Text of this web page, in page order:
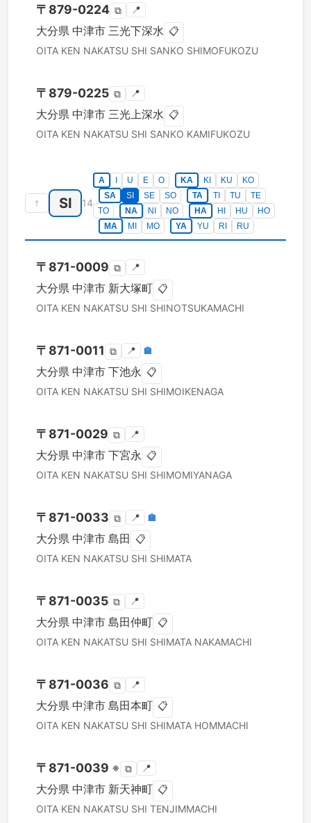
〒 879-0224 ⧉ 📍
大分県 中津市 三光下深水 📋
OITA KEN NAKATSU SHI SANKO SHIMOFUKOZU
〒 879-0225 ⧉ 📍
大分県 中津市 三光上深水 📋
OITA KEN NAKATSU SHI SANKO KAMIFUKOZU
↑ SI 14
A U E O KA KI KU
KO
SA
SI SE SO TA TI TU
TE
TO
NA NI NO HA HI HU
HO
MA
MI MO YA YU RI RU
〒 871-0009 ⧉ 📍
大分県 中津市 新大塚町 📋
OITA KEN NAKATSU SHI SHINOTSUKAMACHI
〒 871-0011 ⧉ 📍 🏣
大分県 中津市 下池永 📋
OITA KEN NAKATSU SHI SHIMOIKENAGA
〒 871-0029 ⧉ 📍
大分県 中津市 下宮永 📋
OITA KEN NAKATSU SHI SHIMOMIYANAGA
〒 871-0033 ⧉ 📍 🏣
大分県 中津市 島田 📋
OITA KEN NAKATSU SHI SHIMATA
〒 871-0035 ⧉ 📍
大分県 中津市 島田仲町 📋
OITA KEN NAKATSU SHI SHIMATA NAKAMACHI
〒 871-0036 ⧉ 📍
大分県 中津市 島田本町 📋
OITA KEN NAKATSU SHI SHIMATA HOMMACHI
〒 871-0039 ※ ⧉ 📍
大分県 中津市 新天神町 📋
OITA KEN NAKATSU SHI TENJIMMACHI